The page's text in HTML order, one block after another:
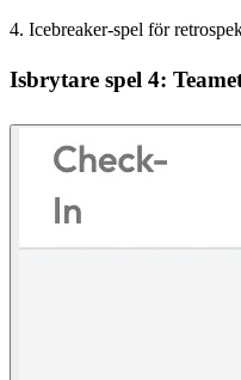
4. Icebreaker-spel för
Isbrytare spel 4: